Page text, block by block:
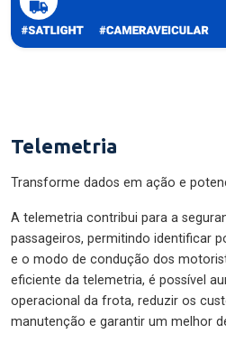
Telemetria
Transforme dados em ação e
A telemetria contribui para a
passageiros, permitindo identificar
e o modo de condução dos
eficiente da telemetria, é possível
operacional da frota, reduzir os
manutenção e garantir um melhor